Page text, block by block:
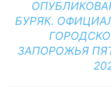
БУРЯК.
ЗАПОРОЖЬЯ